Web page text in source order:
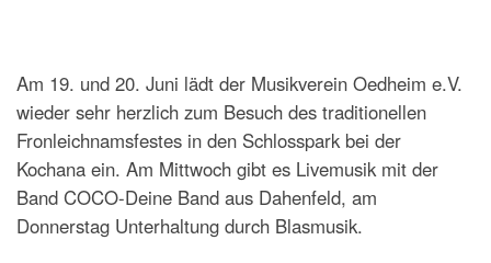
Am 19. und 20. Juni lädt der Musikverein Oedheim e.V.
wieder sehr herzlich zum Besuch des traditionellen
Fronleichnamsfestes in den Schlosspark bei der
Kochana ein. Am Mittwoch gibt es Livemusik mit der
Band COCO-Deine Band aus Dahenfeld, am
Donnerstag Unterhaltung durch Blasmusik.